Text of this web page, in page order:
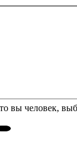
вы человек,